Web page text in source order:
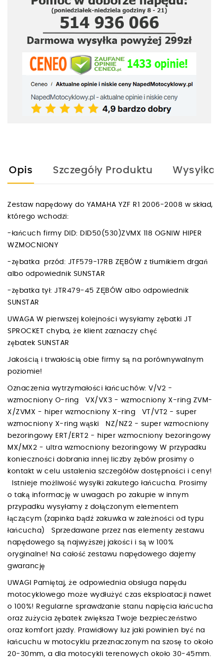
Opis Szczegóły Produktu Wysyłka
Zestaw napędowy do YAMAHA YZF R1 2006-2008 w skład,
którego wchodzi:
-łańcuch firmy DID: DID50(530)ZVMX 118 OGNIW HIPER
WZMOCNIONY
-zębatka przód: JTF579-17RB ZĘBÓW z tłumikiem drgań
albo odpowiednik SUNSTAR
-zębatka tył: JTR479-45 ZĘBÓW albo odpowiednik
SUNSTAR
UWAGA W pierwszej kolejności wysyłamy zębatki JT
SPROCKET chyba, że klient zaznaczy chęć
zębatek SUNSTAR
Jakością i trwałością obie firmy są na porównywalnym
poziomie!
Oznaczenia wytrzymałości łańcuchów: V/V2 -
wzmocniony O-ring VX/VX3 - wzmocniony X-ring ZVM-
X/ZVMX - hiper wzmocniony X-ring VT/VT2 - super
wzmocniony X-ring wąski NZ/NZ2 - super wzmocniony
bezoringowy ERT/ERT2 - hiper wzmocniony bezoringowy
MX/MX2 - ultra wzmocniony bezoringowy W przypadku
konieczności dobrania innej liczby zębów prosimy o
kontakt w celu ustalenia szczegółów dostępności i ceny!
Istnieje możliwość wysyłki zakutego łańcucha. Prosimy
o taką informację w uwagach po zakupie w innym
przypadku wysyłamy z dołączonym elementem
łączącym (zapinka bądź zakuwka w zależności od typu
łańcucha) Sprzedawane przez nas elementy zestawu
napędowego są najwyższej jakości i są w 100%
oryginalne! Na całość zestawu napędowego dajemy
gwarancję
UWAGI Pamiętaj, że odpowiednia obsługa napędu
motocyklowego może wydłużyć czas eksploatacji nawet
o 100%! Regularne sprawdzanie stanu napięcia łańcucha
oraz zużycia zębatek zwiększa Twoje bezpieczeństwo
oraz komfort jazdy. Prawidłowy luz jaki powinien być na
łańcuchu w motocyklu przeznaczonym na szosę to około
20-30mm, a dla motocykli terenowych około 30-45mm.